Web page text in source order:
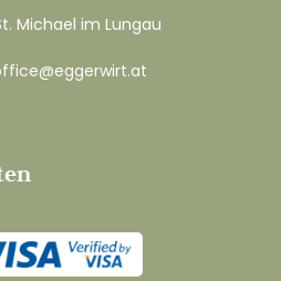
Michael im Lungau